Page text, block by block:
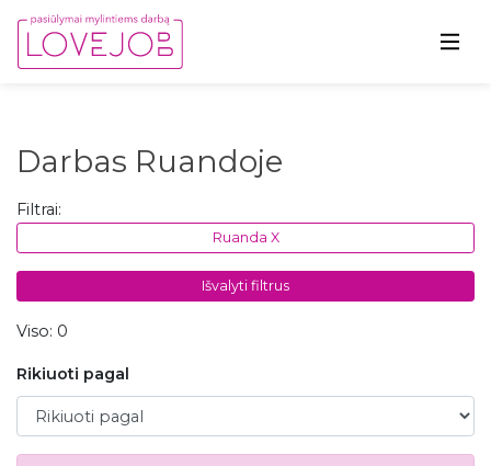
Darbas Ruandoje
Filtrai:
Ruanda X
Išvalyti filtrus
Viso: 0
Rikiuoti pagal
Rikiuoti pagal